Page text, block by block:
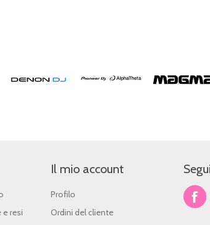
e resi
Il mio account
Profilo
Ordini del cliente